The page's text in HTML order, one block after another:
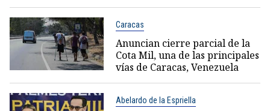
Caracas
Anuncian cierre parcial de la
Cota Mil, una de las principales
vías de Caracas, Venezuela
Abelardo de la Espriella